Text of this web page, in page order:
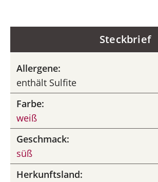
Steckbrief
Allergene:
enthält Sulfite
Farbe:
weiß
Geschmack:
süß
Herkunftsland: